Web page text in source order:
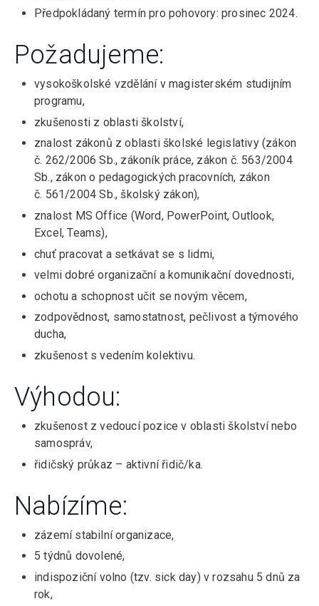
Předpokládaný termín pro pohovory: prosinec 2024.
Požadujeme:
vysokoškolské vzdělání v magisterském studijním
programu,
zkušenosti z oblasti školství,
znalost zákonů z oblasti školské legislativy (zákon
č. 262/2006 Sb., zákoník práce, zákon č. 563/2004
Sb., zákon o pedagogických pracovních, zákon
č. 561/2004 Sb., školský zákon),
znalost MS Office (Word, PowerPoint, Outlook,
Excel, Teams),
chuť pracovat a setkávat se s lidmi,
velmi dobré organizační a komunikační dovednosti,
ochotu a schopnost učit se novým věcem,
zodpovědnost, samostatnost, pečlivost a týmového
ducha,
zkušenost s vedením kolektivu.
Výhodou:
zkušenost z vedoucí pozice v oblasti školství nebo
samospráv,
řidičský průkaz – aktivní řidič/ka.
Nabízíme:
zázemí stabilní organizace,
5 týdnů dovolené,
indispoziční volno (tzv. sick day) v rozsahu 5 dnů za
rok,